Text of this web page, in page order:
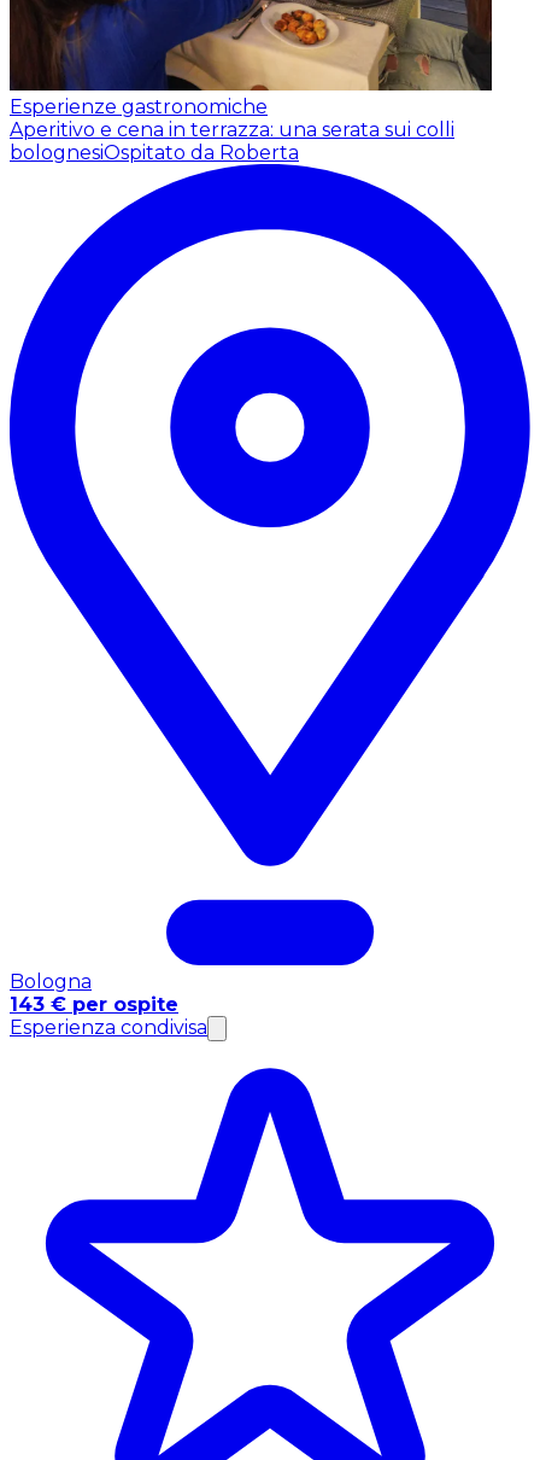
Esperienze gastronomiche
Aperitivo e cena in terrazza: una serata sui colli
bolognesiOspitato da Roberta
Bologna
143 € per ospite
Esperienza condivisa